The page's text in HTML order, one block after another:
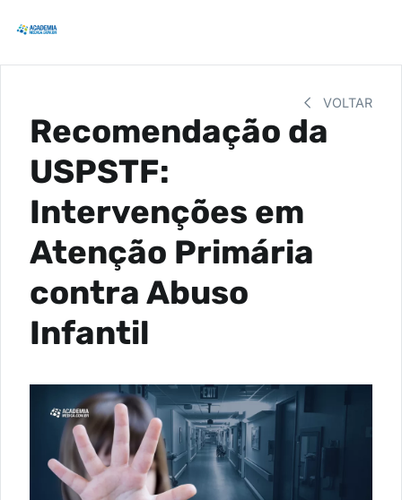
VOLTAR
Recomendação da
USPSTF:
Intervenções em
Atenção Primária
contra Abuso
Infantil